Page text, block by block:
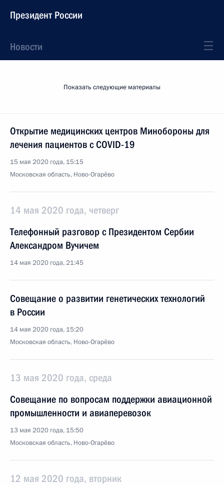
Президент России
Новости
Показать следующие материалы
Открытие медицинских центров Минобороны для
лечения пациентов с COVID-19
15 мая 2020 года, 15:15
Московская область, Ново-Огарёво
14 мая 2020 года, четверг
Телефонный разговор с Президентом Сербии
Александром Вучичем
14 мая 2020 года, 21:45
Совещание о развитии генетических технологий
в России
14 мая 2020 года, 15:20
Московская область, Ново-Огарёво
13 мая 2020 года, среда
Совещание по вопросам поддержки авиационной
промышленности и авиаперевозок
13 мая 2020 года, 15:50
Московская область, Ново-Огарёво
12 мая 2020 года, вторник